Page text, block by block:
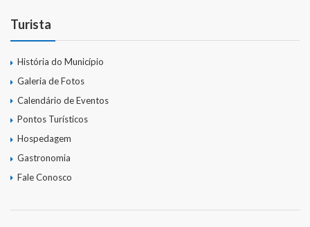
Turista
História do Município
Galeria de Fotos
Calendário de Eventos
Pontos Turísticos
Hospedagem
Gastronomia
Fale Conosco